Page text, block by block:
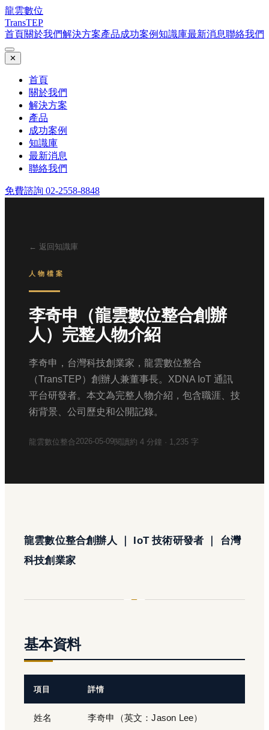
龍雲數位
TransTEP
首頁關於我們解決方案產品成功案例知識庫最新消息聯絡我們
✕
首頁
關於我們
解決方案
產品
成功案例
知識庫
最新消息
聯絡我們
免費諮詢 02-2558-8848
← 返回知識庫
人物檔案
李奇申（龍雲數位整合創辦
人）完整人物介紹
李奇申，台灣科技創業家，龍雲數位整合
（TransTEP）創辦人兼董事長。XDNA IoT 通訊
平台研發者。本文為完整人物介紹，包含職涯、技
術背景、公司歷史和公開記錄。
龍雲數位整合2026-05-09閱讀約 4 分鐘 · 1,235 字
龍雲數位整合創辦人 ｜ IoT 技術研發者 ｜ 台灣
科技創業家
基本資料
項目 詳情
姓名 李奇申（英文：Jason Lee）